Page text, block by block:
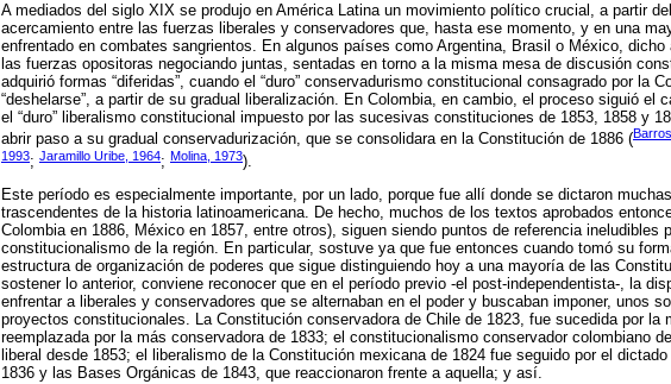
A mediados del siglo XIX se produjo en América Latina un movimiento político crucial, a partir
acercamiento entre las fuerzas liberales y conservadores que, hasta ese momento, y en una
enfrentado en combates sangrientos. En algunos países como Argentina, Brasil o México,
las fuerzas opositoras negociando juntas, sentadas en torno a la misma mesa de discusión
adquirió formas “diferidas”, cuando el “duro” conservadurismo constitucional consagrado por la
“deshelarse”, a partir de su gradual liberalización. En Colombia, en cambio, el proceso siguió el
el “duro” liberalismo constitucional impuesto por las sucesivas constituciones de 1853, 1858 y
abrir paso a su gradual conservadurización, que se consolidara en la Constitución de 1886 (
1993; Jaramillo Uribe, 1964; Molina, 1973).
Este período es especialmente importante, por un lado, porque fue allí donde se dictaron
trascendentes de la historia latinoamericana. De hecho, muchos de los textos aprobados
Colombia en 1886, México en 1857, entre otros), siguen siendo puntos de referencia ineludibles
constitucionalismo de la región. En particular, sostuve ya que fue entonces cuando tomó su
estructura de organización de poderes que sigue distinguiendo hoy a una mayoría de las
sostener lo anterior, conviene reconocer que en el período previo -el post-independentista-, la
enfrentar a liberales y conservadores que se alternaban en el poder y buscaban imponer, unos
proyectos constitucionales. La Constitución conservadora de Chile de 1823, fue sucedida por la
reemplazada por la más conservadora de 1833; el constitucionalismo conservador colombiano
liberal desde 1853; el liberalismo de la Constitución mexicana de 1824 fue seguido por el
1836 y las Bases Orgánicas de 1843, que reaccionaron frente a aquella; y así.